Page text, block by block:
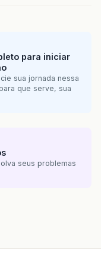
para iniciar
sua jornada nessa
que serve, sua
seus problemas